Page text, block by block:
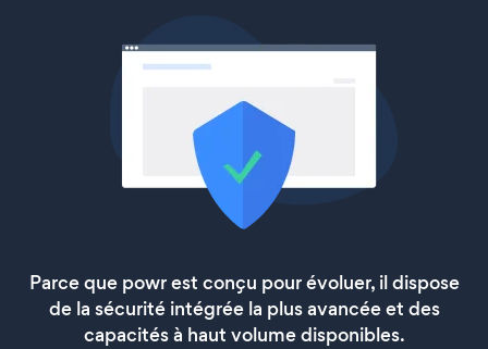
Parce que powr est conçu pour évoluer, il dispose
de la sécurité intégrée la plus avancée et des
capacités à haut volume disponibles.